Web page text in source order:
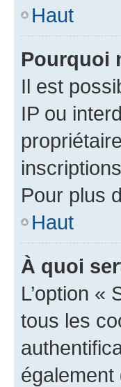
Haut
Pourquoi
Il est
IP ou
Pour plus
Haut
À quoi
L’option «
tous les
également